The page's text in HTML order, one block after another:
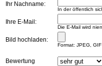
Ihr Nachname:
In der öffentlich
Ihre E-Mail:
Die E-Mail wird
Bild hochladen:
Format: JPEG,
Bewertung